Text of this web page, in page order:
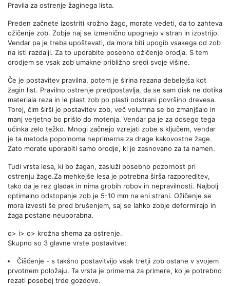
Pravila za ostrenje žaginega lista.
Preden začnete izostriti krožno žago, morate vedeti, da to zahteva
ožičenje zob. Zobje naj se izmenično upognejo v stran in izostrijo.
Vendar pa je treba upoštevati, da mora biti upogib vsakega od zob
na isti razdalji. Za to uporabite posebno ožičenje orodja. S tem
orodjem se vsak zob umakne približno sredi svoje višine.
Če je postavitev pravilna, potem je širina rezana debelejša kot
žagin list. Pravilno ostrenje predpostavlja, da se sam disk ne dotika
materiala reza in le plast zob po plasti odstrani površino drevesa.
Torej, čim širši je postavitev zob, več volumna se bo zmanjšalo in
manj verjetno bo prišlo do motenja. Vendar pa je za dosego tega
učinka zelo težko. Mnogi začnejo vzrejati zobe s ključem, vendar
je ta metoda popolnoma neprimerna za drage kakovostne žage.
Zato morate uporabiti samo orodje, ki je zasnovano za ta namen.
Tudi vrsta lesa, ki bo žagan, zasluži posebno pozornost pri
ostrenju žage.Za mehkejše lesa je potrebna širša razporeditev,
tako da je rez gladak in nima grobih robov in nepravilnosti. Najbolj
optimalno odstopanje zob je 5-10 mm na eni strani. Ožičenje se
mora izvesti še pred brušenjem, saj se lahko zobje deformirajo in
žaga postane neuporabna.
o> i> o> krožna shema za ostrenje.
Skupno so 3 glavne vrste postavitve:
Čiščenje - s takšno postavitvijo vsak tretji zob ostane v svojem
prvotnem položaju. Ta vrsta je primerna za primere, ko je potrebno
rezati posebej trde gozdove.